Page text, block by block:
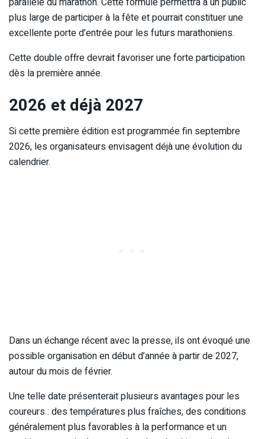
plus large de participer à la fête et pourrait constituer une
excellente porte d’entrée pour les futurs marathoniens.
Cette double offre devrait favoriser une forte participation
dès la première année.
2026 et déjà 2027
Si cette première édition est programmée fin septembre
2026, les organisateurs envisagent déjà une évolution du
calendrier.
Dans un échange récent avec la presse, ils ont évoqué une
possible organisation en début d’année à partir de 2027,
autour du mois de février.
Une telle date présenterait plusieurs avantages pour les
coureurs : des températures plus fraîches, des conditions
généralement plus favorables à la performance et un